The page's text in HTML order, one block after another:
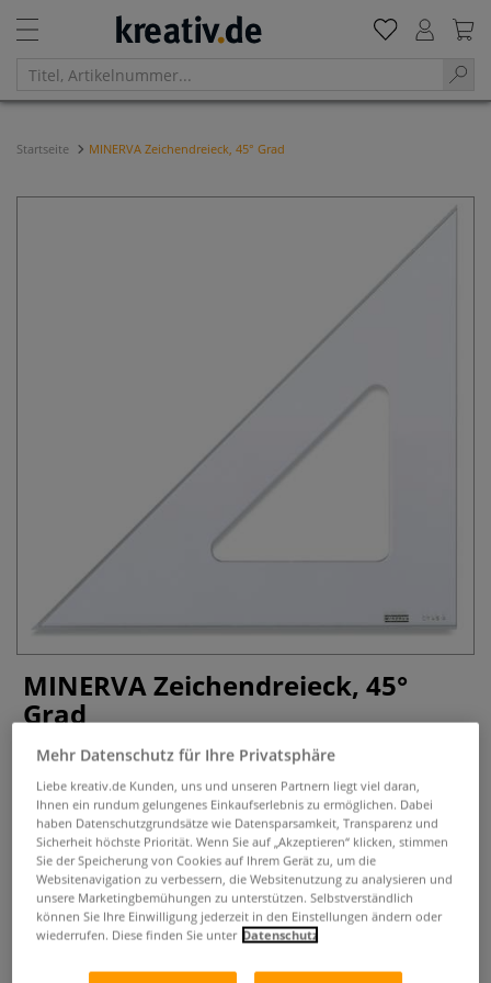
Startseite MINERVA Zeichendreieck, 45° Grad
MINERVA Zeichendreieck, 45°
Grad
1 Bewertung
Das MINERVA Zeichendreieck, 45° Grad ist ideal geeignet für
Schule, Hobby und Büro. Aus transparentem Kunststoff.
Erhältlich in verschiedenen Ausführungen.
Mehr
ab 7,12 €
inklusive 19% bzw. 7% MwSt,
Mehr Datenschutz für Ihre Privatsphäre
Liebe kreativ.de Kunden, uns und unseren Partnern liegt viel daran,
Ihnen ein rundum gelungenes Einkaufserlebnis zu ermöglichen. Dabei
haben Datenschutzgrundsätze wie Datensparsamkeit, Transparenz und
Sicherheit höchste Priorität. Wenn Sie auf „Akzeptieren“ klicken, stimmen
Sie der Speicherung von Cookies auf Ihrem Gerät zu, um die
Websitenavigation zu verbessern, die Websitenutzung zu analysieren und
unsere Marketingbemühungen zu unterstützen. Selbstverständlich
können Sie Ihre Einwilligung jederzeit in den Einstellungen ändern oder
wiederrufen. Diese finden Sie unter Datenschutz